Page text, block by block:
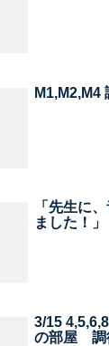
M1,M2,M4
「先生に
ました！」
3/15
の部屋 調